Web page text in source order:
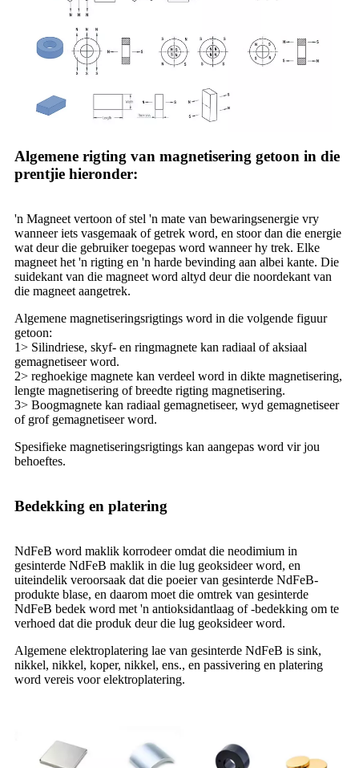
Algemene rigting van magnetisering getoon in die
prentjie hieronder:
'n Magneet vertoon of stel 'n mate van bewaringsenergie vry
wanneer iets vasgemaak of getrek word, en stoor dan die energie
wat deur die gebruiker toegepas word wanneer hy trek. Elke
magneet het 'n rigting en 'n harde bevinding aan albei kante. Die
suidekant van die magneet word altyd deur die noordekant van
die magneet aangetrek.
Algemene magnetiseringsrigtings word in die volgende figuur
getoon:
1> Silindriese, skyf- en ringmagnete kan radiaal of aksiaal
gemagnetiseer word.
2> reghoekige magnete kan verdeel word in dikte magnetisering,
lengte magnetisering of breedte rigting magnetisering.
3> Boogmagnete kan radiaal gemagnetiseer, wyd gemagnetiseer
of grof gemagnetiseer word.
Spesifieke magnetiseringsrigtings kan aangepas word vir jou
behoeftes.
Bedekking en platering
NdFeB word maklik korrodeer omdat die neodimium in
gesinterde NdFeB maklik in die lug geoksideer word, en
uiteindelik veroorsaak dat die poeier van gesinterde NdFeB-
produkte blase, en daarom moet die omtrek van gesinterde
NdFeB bedek word met 'n antioksidantlaag of -bedekking om te
verhoed dat die produk deur die lug geoksideer word.
Algemene elektroplatering lae van gesinterde NdFeB is sink,
nikkel, nikkel, koper, nikkel, ens., en passivering en platering
word vereis voor elektroplatering.